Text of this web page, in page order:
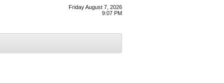
Friday August 7, 2026
9:07 PM